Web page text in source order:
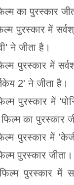
का पुरस्कार
पुरस्कार में
ने जीता है।
पुरस्कार में
2' ने जीता है।
पुरस्कार में
का पुरस्कार
पुरस्कार में
पुरस्कार जीता।
पुरस्कार में